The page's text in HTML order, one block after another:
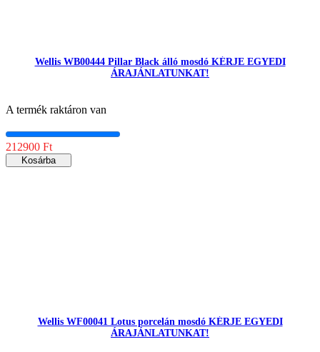
Wellis WB00444 Pillar Black álló mosdó KÉRJE EGYEDI
ÁRAJÁNLATUNKAT!
A termék raktáron van
212900 Ft
Kosárba
Wellis WF00041 Lotus porcelán mosdó KÉRJE EGYEDI
ÁRAJÁNLATUNKAT!